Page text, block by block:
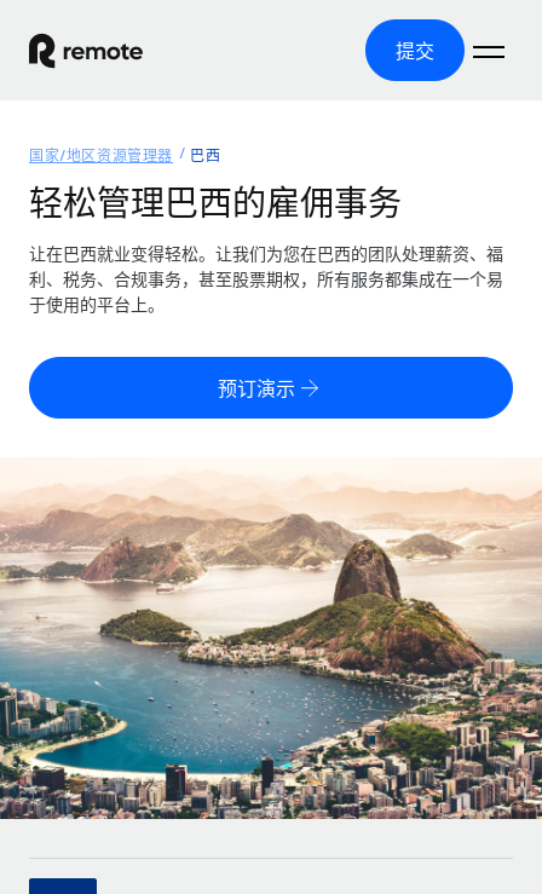
提交
产品
全球招聘
全球薪资管理
轻松运行合规薪资
零实体成本实现全球扩张
合同工管理
全球合同工入职与管理
PEO
外包复杂雇佣任务
基础设施
Remote Embedded
将人力资源无缝融入工作流程
团队的内置核心人力资源功能
覆盖全球
美国各州浏览器
Remote 无惧对比
了解我们的竞争优势
成长阶段
初创企业
为成长型企业量身打造的全球敏捷型人力资源与薪资解决方案
中型市场
通过定制化人力资源解决方案扩展团队
企业
资源
工具与计算器
误分类风险计算工具
员工成本计算器
计算任何国家的员工总成本
合同工薪酬结算计算器
探索全球合同工的结算货币选项与结算速度
通过 REMOTE 学习
研究与指引
案例研究
人力资源术语表
核对表和模板
定价
English
Nederlands
Français
Deutsch
Español
Italiano
Português (Portugal)
登录
国家/地区资源管理器 巴西
轻松管理巴西的雇佣事务
让在巴西就业变得轻松。让我们为您在巴西的团队处理薪资、福
利、税务、合规事务，甚至股票期权，所有服务都集成在一个易
于使用的平台上。
预订演示